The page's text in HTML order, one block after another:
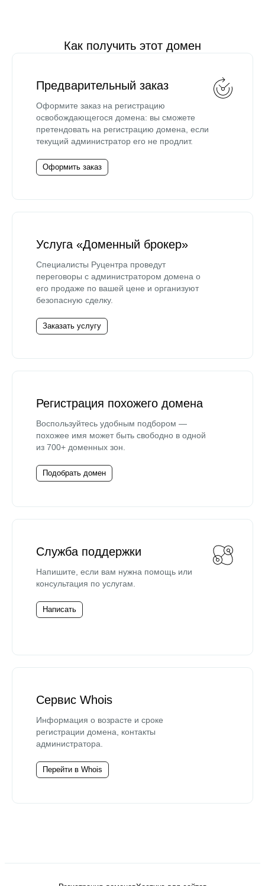
Как получить этот домен
Предварительный заказ
Оформите заказ на регистрацию
освобождающегося домена: вы сможете
претендовать на регистрацию домена, если
текущий администратор его не продлит.
Оформить заказ
Услуга «Доменный брокер»
Специалисты Руцентра проведут
переговоры с администратором домена о
его продаже по вашей цене и организуют
безопасную сделку.
Заказать услугу
Регистрация похожего домена
Воспользуйтесь удобным подбором —
похожее имя может быть свободно в одной
из 700+ доменных зон.
Подобрать домен
Служба поддержки
Напишите, если вам нужна помощь или
консультация по услугам.
Написать
Сервис Whois
Информация о возрасте и сроке
регистрации домена, контакты
администратора.
Перейти в Whois